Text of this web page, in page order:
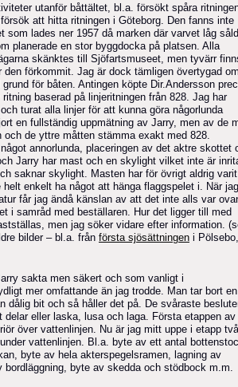
utanför båttältet, bl.a. försökt spåra
att hitta ritningen i Göteborg. Den fanns inte
som lades ner 1957 då marken där varvet låg
planerade en stor byggdocka på platsen. Alla
skänktes till Sjöfartsmuseet, men tyvärr
den förkommit. Jag är dock tämligen övertygad
för båten. Antingen köpte Dir.Andersson
baserad på linjeritningen från 828. Jag har
turat alla linjer för att kunna göra någorlunda
en fullständig uppmätning av Jarry, men av de
de yttre måtten stämma exakt med 828.
annorlunda, placeringen av det aktre skottet
Jarry har mast och en skylight vilket inte är
saknar skylight. Masten har för övrigt aldrig varit
enkelt ha något att hänga flaggspelet i. När jag
får jag ändå känslan av att det inte alls var
i samråd med beställaren. Hur det ligger till med
men jag söker vidare efter information.
bilder – bl.a. från första sjösättningen i Pölsebo,
sakta men säkert och som vanligt i
mer omfattande än jag trodde. Man tar bort en
dålig bit och så håller det på. De svåraste
eller laska, lusa och laga. Första etappen av
över vattenlinjen. Nu är jag mitt uppe i etapp två
vattenlinjen. Bl.a. byte av ett antal
byte av hela akterspegelsramen, lagning av
bordläggning, byte av skedda och stödbock m.m.